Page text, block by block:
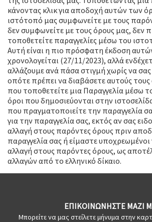
κάνοντας κλικ για αποδοχή αυτών των
ιστότοπό μας συμφωνείτε με τους
δεν συμφωνείτε με τους όρους μας, δεν
τοποθετείτε παραγγελίες μέσω του
Αυτή είναι η πιο πρόσφατη έκδοση
χρονολογείται (27/11/2023), αλλά
αλλάζουμε ανά πάσα στιγμή χωρίς να
οπότε πρέπει να διαβάσετε αυτούς
που τοποθετείτε μια Παραγγελία μέσω
όροι που δημοσιεύονται στην
που πραγματοποιείτε την παραγγελία
για την παραγγελία σας, εκτός αν σας
αλλαγή στους παρόντες όρους πριν
παραγγελία σας ή είμαστε
αλλαγή στους παρόντες όρους, ως
αλλαγών από το ελληνικό δίκαιο.
ΕΠΙΚΟΙΝΩΝΗΣΤΕ ΜΑΖΙ
Μπορείτε να μας στείλετε μήνυμα στην